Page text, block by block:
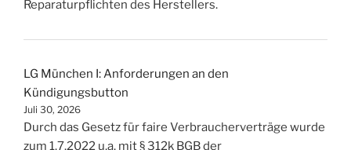
Reparaturpflichten des Herstellers.
LG München I: Anforderungen an den
Kündigungsbutton
Juli 30, 2026
Durch das Gesetz für faire Verbraucherverträge wurde
zum 1.7.2022 u.a. mit § 312k BGB der